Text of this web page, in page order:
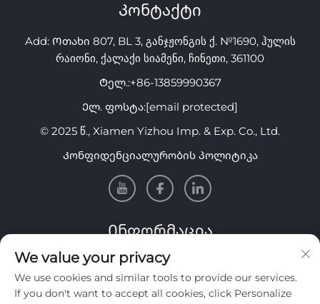
Კონტაქტი
Add: Ოთახი 807, BL 3, განჯჟონგის ქ. №1690, ჰულის
რაიონი, ქალაქი სიამენი, ჩინეთი, 361100
Ტელ.:+86-13859990367
Ელ. ფოსტა:[email protected]
© 2025 წ., Xiamen Yizhou Imp. & Exp. Co., Ltd.
Კონფიდენციალურობის პოლიტიკა
Ინფორმაცია
Გამოიწერეთ ჩვენი ყოველკვირეული საინფორმაციო
ბიულეტენი
We value your privacy
We use cookies and similar tools to provide our services.
If you don't want to accept all cookies, click Personalize